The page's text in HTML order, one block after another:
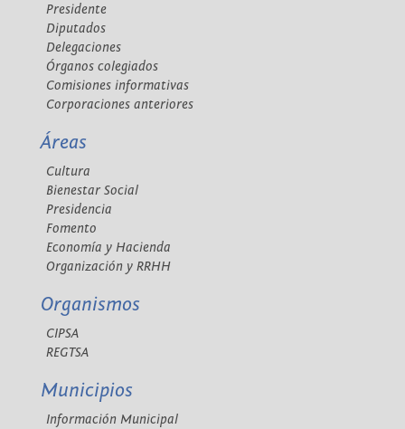
Presidente
Diputados
Delegaciones
Órganos colegiados
Comisiones informativas
Corporaciones anteriores
Áreas
Cultura
Bienestar Social
Presidencia
Fomento
Economía y Hacienda
Organización y RRHH
Organismos
CIPSA
REGTSA
Municipios
Información Municipal